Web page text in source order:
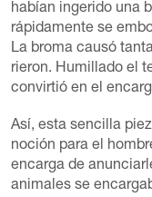
habían ingerido una
rápidamente se
La broma causó
rieron. Humillado el
convirtió en el
Así, esta sencilla
noción para el
encarga de
animales se